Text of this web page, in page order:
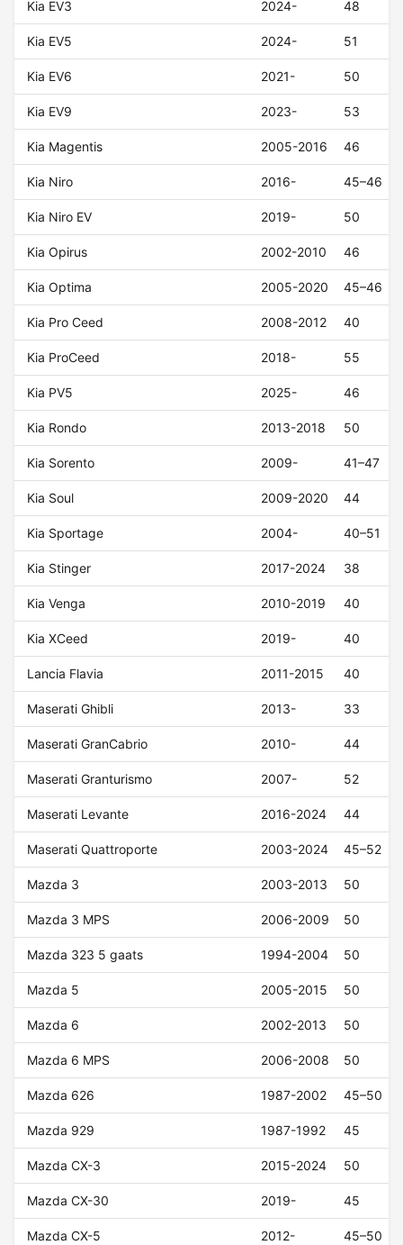
Kia EV3 2024- 48
Kia EV5 2024- 51
Kia EV6 2021- 50
Kia EV9 2023- 53
Kia Magentis 2005-2016 46
Kia Niro 2016- 45–46
Kia Niro EV 2019- 50
Kia Opirus 2002-2010 46
Kia Optima 2005-2020 45–46
Kia Pro Ceed 2008-2012 40
Kia ProCeed 2018- 55
Kia PV5 2025- 46
Kia Rondo 2013-2018 50
Kia Sorento 2009- 41–47
Kia Soul 2009-2020 44
Kia Sportage 2004- 40–51
Kia Stinger 2017-2024 38
Kia Venga 2010-2019 40
Kia XCeed 2019- 40
Lancia Flavia 2011-2015 40
Maserati Ghibli 2013- 33
Maserati GranCabrio 2010- 44
Maserati Granturismo 2007- 52
Maserati Levante 2016-2024 44
Maserati Quattroporte 2003-2024 45–52
Mazda 3 2003-2013 50
Mazda 3 MPS 2006-2009 50
Mazda 323 5 gaats 1994-2004 50
Mazda 5 2005-2015 50
Mazda 6 2002-2013 50
Mazda 6 MPS 2006-2008 50
Mazda 626 1987-2002 45–50
Mazda 929 1987-1992 45
Mazda CX-3 2015-2024 50
Mazda CX-30 2019- 45
Mazda CX-5 2012- 45–50